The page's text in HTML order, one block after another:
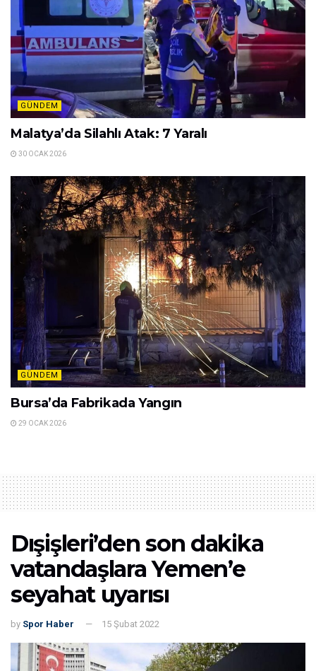
GÜNDEM
Malatya’da Silahlı Atak: 7 Yaralı
30 OCAK 2026
GÜNDEM
Bursa’da Fabrikada Yangın
29 OCAK 2026
Dışişleri’den son dakika
vatandaşlara Yemen’e
seyahat uyarısı
by Spor Haber 15 Şubat 2022